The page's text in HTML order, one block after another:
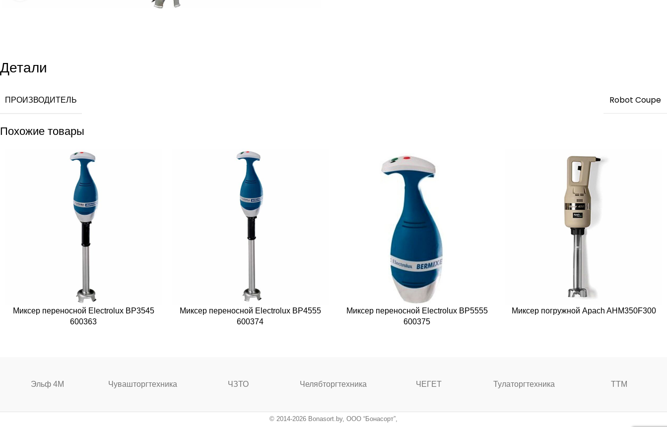
Детали
ПРОИЗВОДИТЕЛЬ Robot Coupe
Похожие товары
Миксер переносной Electrolux BP3545
600363
Миксер переносной Electrolux BP4555
600374
Миксер переносной Electrolux BP5555
600375
Миксер погружной Apach AHM350F300
Эльф 4М Чувашторгтехника ЧЗТО Челябторгтехника ЧЕГЕТ Тулаторгтехника ТТМ
© 2014-2026 Bonasort.by, ООО “Бонасорт”,